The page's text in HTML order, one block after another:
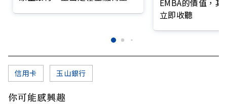
立即收聽
信用卡 玉山銀行
你可能感興趣